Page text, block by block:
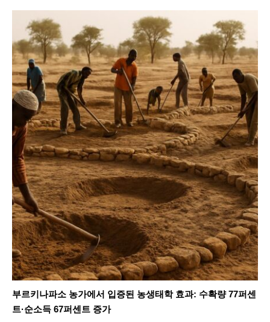
부르키나파소 농가에서 입증된 농생태학 효과: 수확량 77퍼센
트·순소득 67퍼센트 증가